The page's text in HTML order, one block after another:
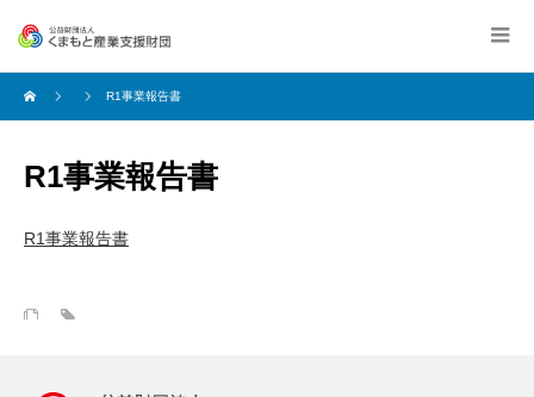
R1事業報告書
R1事業報告書
R1事業報告書